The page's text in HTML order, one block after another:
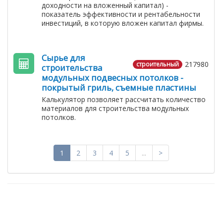
доходности на вложенный капитал) -
показатель эффективности и рентабельности
инвестиций, в которую вложен капитал фирмы.
217980
строительный
Сырье для
строительства
модульных подвесных потолков -
покрытый гриль, съемные пластины
Калькулятор позволяет рассчитать количество
материалов для строительства модульных
потолков.
1 2 3 4 5 ... >